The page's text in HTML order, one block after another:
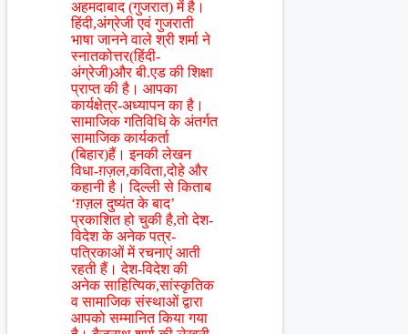
अहमदाबाद (गुजरात) में है।
हिंदी,अंग्रेजी एवं गुजराती
भाषा जानने वाले श्री शर्मा ने
स्नातकोत्तर(हिंदी-
अंग्रेजी)और बी.एड की शिक्षा
प्राप्त की है। आपका
कार्यक्षेत्र-अध्यापन का है।
सामाजिक गतिविधि के अंतर्गत
सामाजिक कार्यकर्ता
(बिहार)हैं। इनकी लेखन
विधा-ग़ज़ल,कविता,दोहे और
कहानी है। दिल्ली से किताब
‘ग़ज़ल दुष्यंत के बाद’
प्रकाशित हो चुकी है,तो देश-
विदेश के अनेक पत्र-
पत्रिकाओं में रचनाएं आती
रहती हैं। देश-विदेश की
अनेक साहित्यिक,सांस्कृतिक
व सामाजिक संस्थाओं द्वारा
आपको सम्मानित किया गया